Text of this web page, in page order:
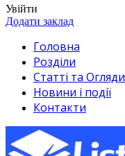
Увійти
Додати заклад
Головна
Розділи
Статті та Огляди
Новини і події
Контакти